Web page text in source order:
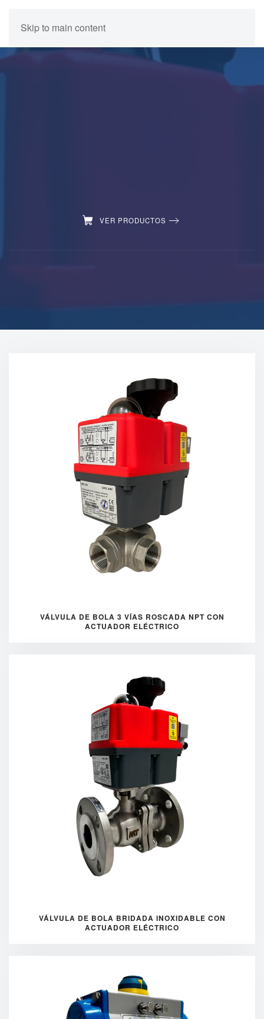
Skip to main content
VER PRODUCTOS
VÁLVULA DE BOLA 3 VÍAS ROSCADA NPT CON
ACTUADOR ELÉCTRICO
VÁLVULA DE BOLA BRIDADA INOXIDABLE CON
ACTUADOR ELÉCTRICO